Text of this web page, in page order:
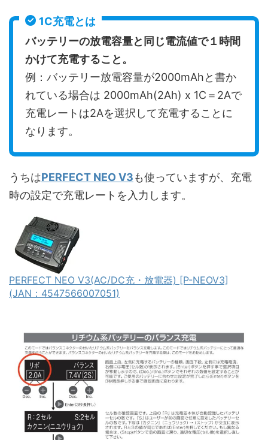
1C充電とは
バッテリーの放電容量と同じ電流値で１時間
かけて充電すること。
例：バッテリー放電容量が2000mAhと書か
れている場合は 2000mAh(2Ah) x 1C＝2Aで
充電レートは2Aを選択して充電することに
なります。
うちはPERFECT NEO V3も使っていますが、充電
時の設定で充電レートを入力します。
PERFECT NEO V3(AC/DC充・放電器) [P-NEOV3]
(JAN：4547566007051)